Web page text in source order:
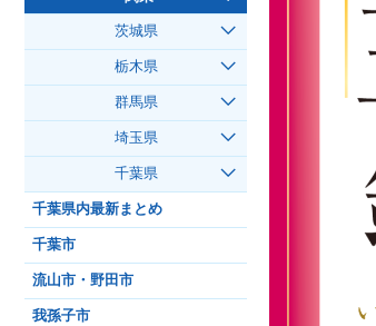
茨城県
栃木県
群馬県
埼玉県
千葉県
千葉県内最新まとめ
千葉市
流山市・野田市
我孫子市